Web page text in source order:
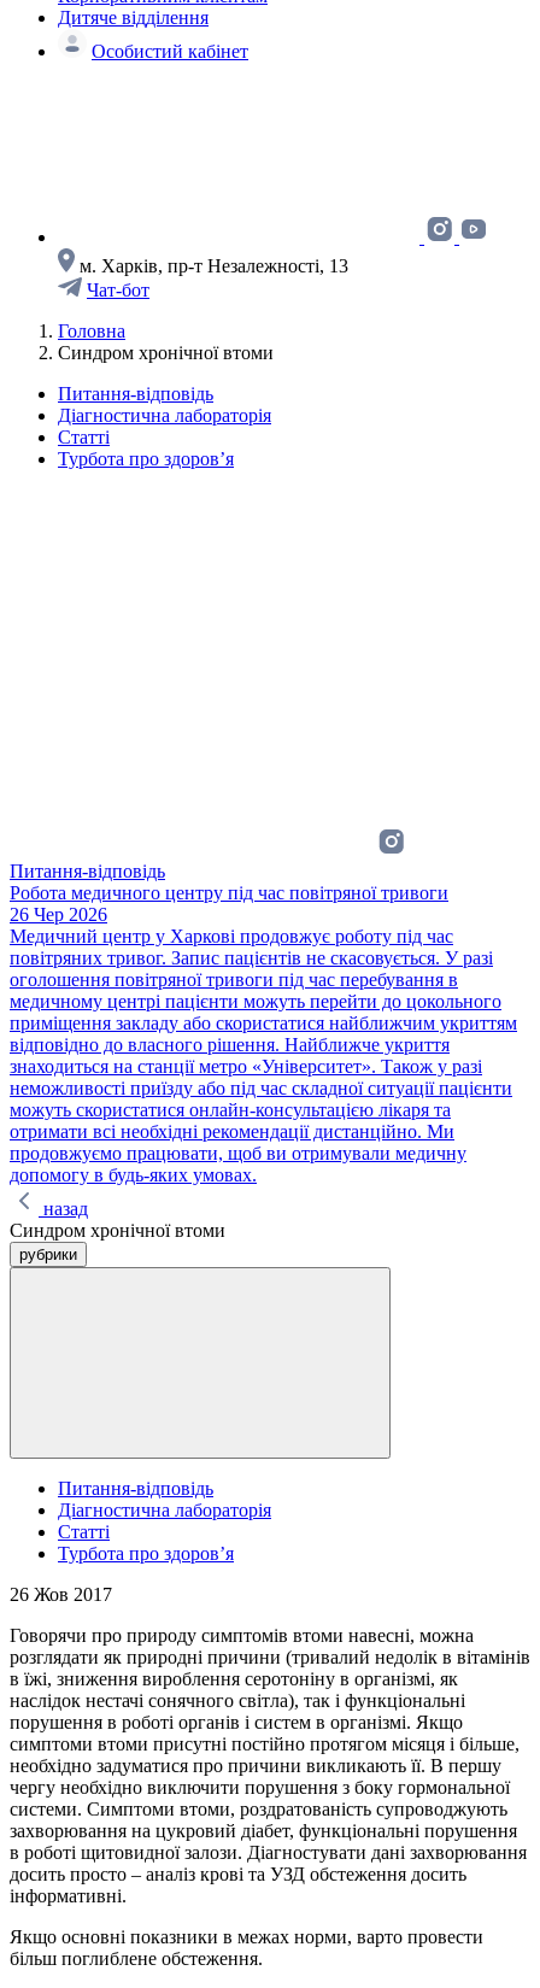
Дитяче відділення
Особистий кабінет
м. Харків, пр-т Незалежності, 13
Чат-бот
Головна
Синдром хронічної втоми
Питання-відповідь
Діагностична лабораторія
Статті
Турбота про здоров’я
Питання-відповідь
Робота медичного центру під час повітряної тривоги
26 Чер 2026
Медичний центр у Харкові продовжує роботу під час
повітряних тривог. Запис пацієнтів не скасовується. У разі
оголошення повітряної тривоги під час перебування в
медичному центрі пацієнти можуть перейти до цокольного
приміщення закладу або скористатися найближчим укриттям
відповідно до власного рішення. Найближче укриття
знаходиться на станції метро «Університет». Також у разі
неможливості приїзду або під час складної ситуації пацієнти
можуть скористатися онлайн-консультацією лікаря та
отримати всі необхідні рекомендації дистанційно. Ми
продовжуємо працювати, щоб ви отримували медичну
допомогу в будь-яких умовах.
назад
Синдром хронічної втоми
рубрики
Питання-відповідь
Діагностична лабораторія
Статті
Турбота про здоров’я
26 Жов 2017
Говорячи про природу симптомів втоми навесні, можна
розглядати як природні причини (тривалий недолік в вітамінів
в їжі, зниження вироблення серотоніну в організмі, як
наслідок нестачі сонячного світла), так і функціональні
порушення в роботі органів і систем в організмі. Якщо
симптоми втоми присутні постійно протягом місяця і більше,
необхідно задуматися про причини викликають її. В першу
чергу необхідно виключити порушення з боку гормональної
системи. Симптоми втоми, роздратованість супроводжують
захворювання на цукровий діабет, функціональні порушення
в роботі щитовидної залози. Діагностувати дані захворювання
досить просто – аналіз крові та УЗД обстеження досить
інформативні.
Якщо основні показники в межах норми, варто провести
більш поглиблене обстеження.